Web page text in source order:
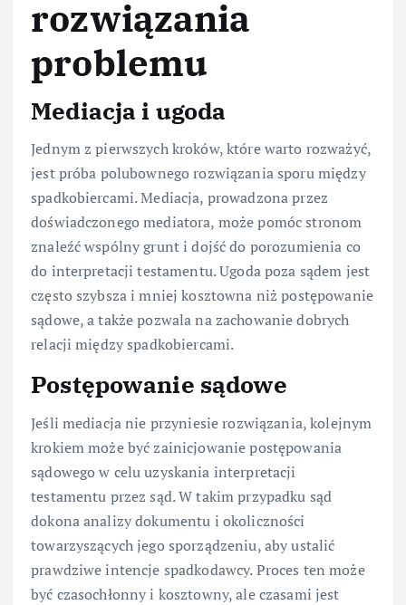
rozwiązania
problemu
Mediacja i ugoda
Jednym z pierwszych kroków, które warto rozważyć,
jest próba polubownego rozwiązania sporu między
spadkobiercami. Mediacja, prowadzona przez
doświadczonego mediatora, może pomóc stronom
znaleźć wspólny grunt i dojść do porozumienia co
do interpretacji testamentu. Ugoda poza sądem jest
często szybsza i mniej kosztowna niż postępowanie
sądowe, a także pozwala na zachowanie dobrych
relacji między spadkobiercami.
Postępowanie sądowe
Jeśli mediacja nie przyniesie rozwiązania, kolejnym
krokiem może być zainicjowanie postępowania
sądowego w celu uzyskania interpretacji
testamentu przez sąd. W takim przypadku sąd
dokona analizy dokumentu i okoliczności
towarzyszących jego sporządzeniu, aby ustalić
prawdziwe intencje spadkodawcy. Proces ten może
być czasochłonny i kosztowny, ale czasami jest